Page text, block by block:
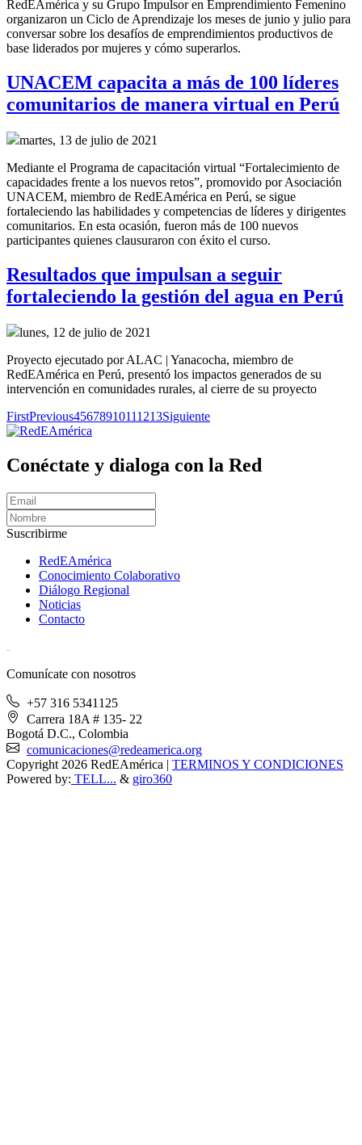
RedEAmérica y su Grupo Impulsor en Emprendimiento Femenino
organizaron un Ciclo de Aprendizaje los meses de junio y julio para
conversar sobre los desafíos de emprendimientos productivos de
base liderados por mujeres y cómo superarlos.
UNACEM capacita a más de 100 líderes
comunitarios de manera virtual en Perú
martes, 13 de julio de 2021
Mediante el Programa de capacitación virtual “Fortalecimiento de
capacidades frente a los nuevos retos”, promovido por Asociación
UNACEM, miembro de RedEAmérica en Perú, se sigue
fortaleciendo las habilidades y competencias de líderes y dirigentes
comunitarios. En esta ocasión, fueron más de 100 nuevos
participantes quienes clausuraron con éxito el curso.
Resultados que impulsan a seguir
fortaleciendo la gestión del agua en Perú
lunes, 12 de julio de 2021
Proyecto ejecutado por ALAC | Yanacocha, miembro de
RedEAmérica en Perú, presentó los impactos generados de su
intervención en comunidades rurales, al cierre de su proyecto
FirstPrevious45678910111213Siguiente
Conéctate y dialoga con la Red
Suscribirme
RedEAmérica
Conocimiento Colaborativo
Diálogo Regional
Noticias
Contacto
Comunícate con nosotros
+57 316 5341125
Carrera 18A # 135- 22
Bogotá D.C., Colombia
comunicaciones@redeamerica.org
Copyright 2026 RedEAmérica | TERMINOS Y CONDICIONES
Powered by: TELL... & giro360